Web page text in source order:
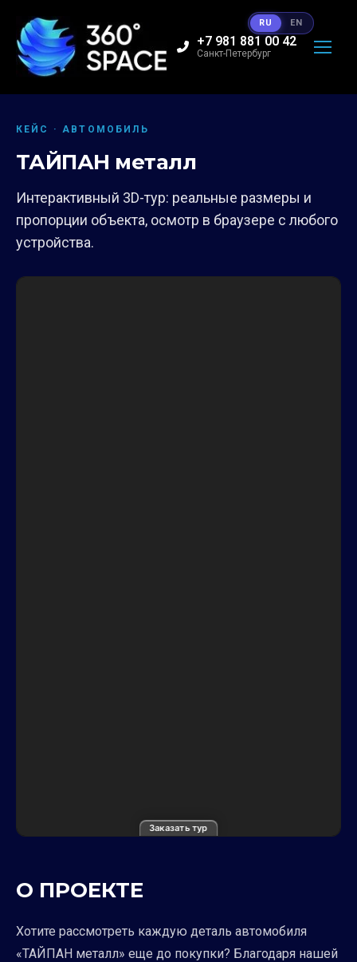
+7 981 881 00 42
Санкт-Петербург
КЕЙС · АВТОМОБИЛЬ
ТАЙПАН металл
Интерактивный 3D-тур: реальные размеры и
пропорции объекта, осмотр в браузере с любого
устройства.
Заказать тур
О ПРОЕКТЕ
Хотите рассмотреть каждую деталь автомобиля
«ТАЙПАН металл» еще до покупки? Благодаря нашей
RU EN